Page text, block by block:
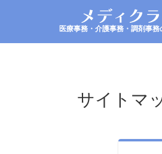
医療事務・介護事務・調剤事務
サイトマ